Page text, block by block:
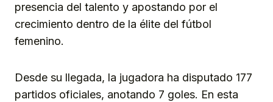
presencia del talento y apostando por el
crecimiento dentro de la élite del fútbol
femenino.
Desde su llegada, la jugadora ha disputado 177
partidos oficiales, anotando 7 goles. En esta